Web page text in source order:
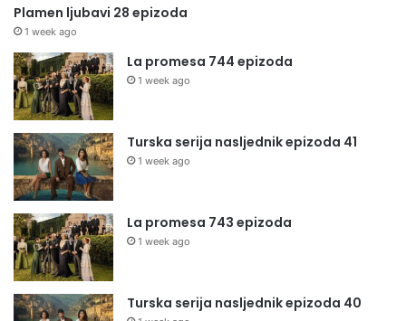
Plamen ljubavi 28 epizoda
1 week ago
La promesa 744 epizoda
1 week ago
Turska serija nasljednik epizoda 41
1 week ago
La promesa 743 epizoda
1 week ago
Turska serija nasljednik epizoda 40